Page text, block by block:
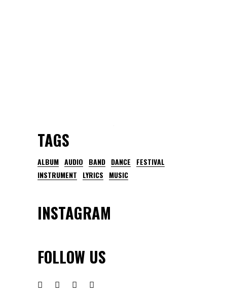
TAGS
ALBUM AUDIO BAND DANCE
FESTIVAL
INSTRUMENT
LYRICS MUSIC
INSTAGRAM
FOLLOW US